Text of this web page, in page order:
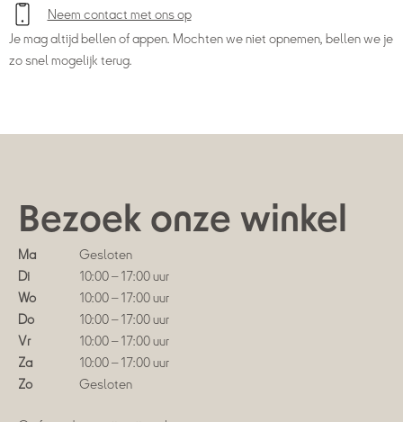
Neem contact met ons op
Je mag altijd bellen of appen. Mochten we niet opnemen, bellen we je
zo snel mogelijk terug.
Bezoek onze winkel
Ma
Gesloten
Di
10:00 – 17:00 uur
Wo
10:00 – 17:00 uur
Do
10:00 – 17:00 uur
Vr
10:00 – 17:00 uur
Za
10:00 – 17:00 uur
Zo
Gesloten